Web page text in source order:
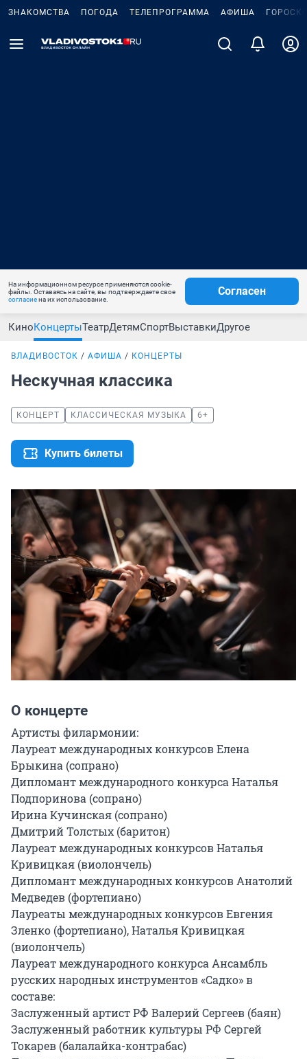
ЗНАКОМСТВА ПОГОДА ТЕЛЕПРОГРАММА АФИША
На информационном ресурсе применяются cookie-
файлы. Оставаясь на сайте, вы подтверждаете свое
согласиена их использование.
Согласен
КиноКонцертыТеатрДетямСпортВыставкиДругое
ВЛАДИВОСТОК АФИША КОНЦЕРТЫ
Нескучная классика
КОНЦЕРТ КЛАССИЧЕСКАЯ МУЗЫКА 6+
Купить билеты
О концерте
Артисты филармонии:
Лауреат международных конкурсов Елена
Брыкина (сопрано)
Дипломант международного конкурса Наталья
Подпоринова (сопрано)
Ирина Кучинская (сопрано)
Дмитрий Толстых (баритон)
Лауреат международных конкурсов Наталья
Кривицкая (виолончель)
Дипломант международных конкурсов Анатолий
Медведев (фортепиано)
Лауреаты международных конкурсов Евгения
Зленко (фортепиано), Наталья Кривицкая
(виолончель)
Лауреат международного конкурса Ансамбль
русских народных инструментов «Садко» в
составе:
Заслуженный артист РФ Валерий Сергеев (баян)
Заслуженный работник культуры РФ Сергей
Токарев (балалайка-контрабас)